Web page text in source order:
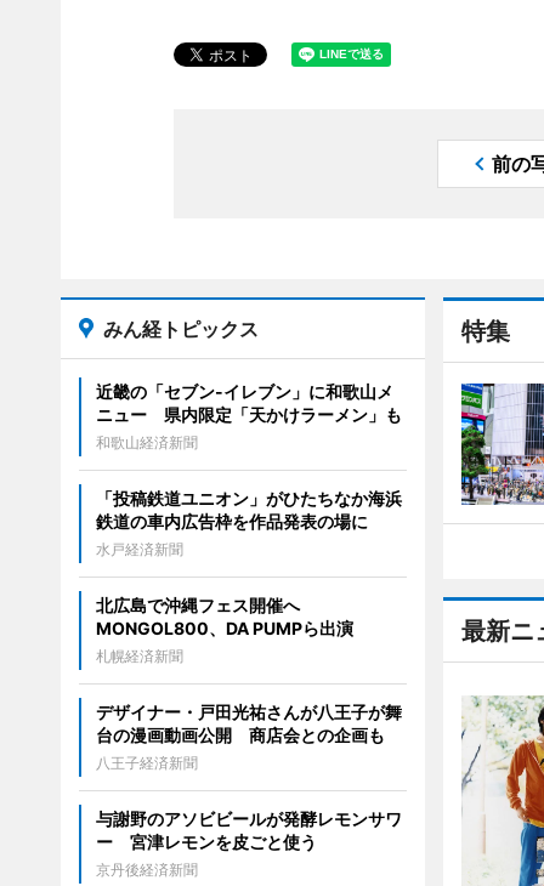
前の
特集
最新ニ
みん経トピックス
近畿の「セブン-イレブン」に和歌山メ
ニュー 県内限定「天かけラーメン」も
和歌山経済新聞
「投稿鉄道ユニオン」がひたちなか海浜
鉄道の車内広告枠を作品発表の場に
水戸経済新聞
北広島で沖縄フェス開催へ
MONGOL800、DA PUMPら出演
札幌経済新聞
デザイナー・戸田光祐さんが八王子が舞
台の漫画動画公開 商店会との企画も
八王子経済新聞
与謝野のアソビビールが発酵レモンサワ
ー 宮津レモンを皮ごと使う
京丹後経済新聞